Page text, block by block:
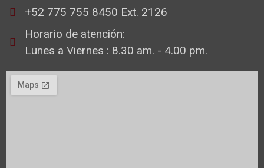
+52 775 755 8450 Ext. 2126
Horario de atención:
Lunes a Viernes : 8.30 am. - 4.00 pm.